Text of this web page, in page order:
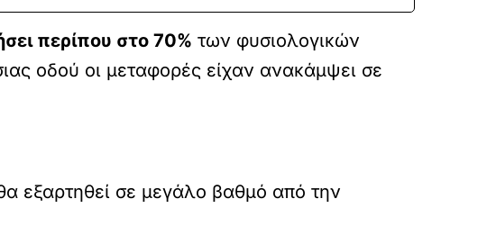
περίπου στο 70% των φυσιολογικών
οδού οι μεταφορές είχαν ανακάμψει σε
εξαρτηθεί σε μεγάλο βαθμό από την